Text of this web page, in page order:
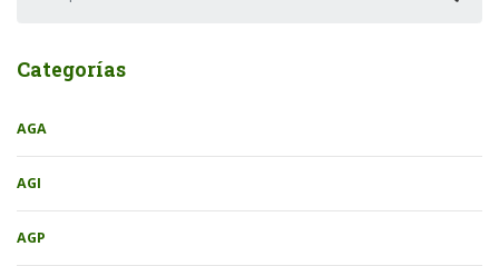
Categorías
AGA
AGI
AGP